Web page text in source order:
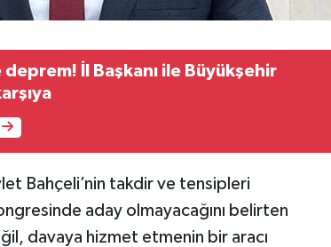
İl Başkanı ile Büyükşehir
Bahçeli’nin takdir ve tensipleri
aday olmayacağını belirten
davaya hizmet etmenin bir aracı